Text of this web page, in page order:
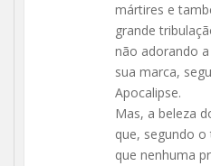
mártires e
grande
não adorando
sua marca,
Apocalipse.
Mas, a beleza
que, segundo o
que nenhuma